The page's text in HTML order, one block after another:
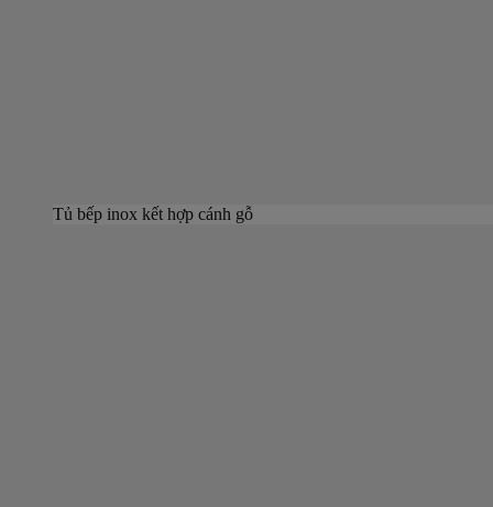
Tủ bếp inox kết hợp cánh gỗ